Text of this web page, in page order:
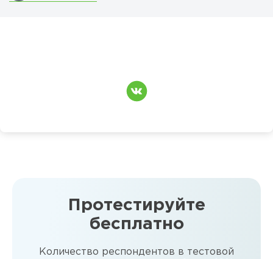
Протестируйте
бесплатно
Количество респондентов в тестовой